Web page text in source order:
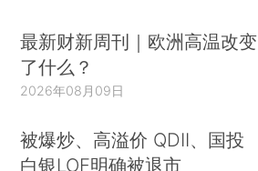
最新财新周刊｜欧洲高温改变
了什么？
2026年08月09日
被爆炒、高溢价 QDII、国投
白银LOF明确被退市